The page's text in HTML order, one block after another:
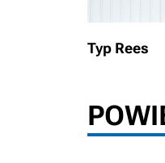
Typ Rees